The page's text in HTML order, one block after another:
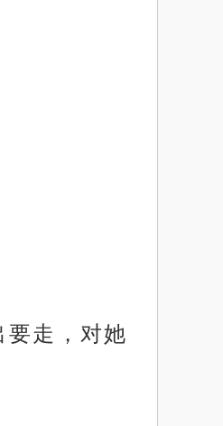
要走，对她